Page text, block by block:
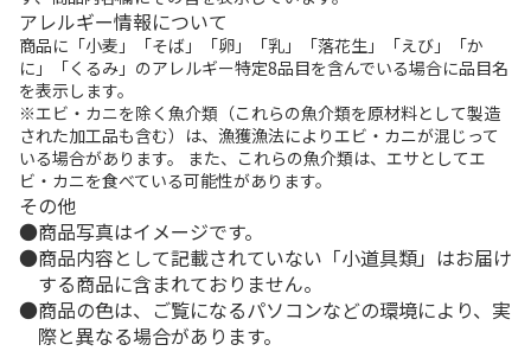
アレルギー情報について
商品に「小麦」「そば」「卵」「乳」「落花生」「えび」「か
に」「くるみ」のアレルギー特定8品目を含んでいる場合に品目名
を表示します。
※エビ・カニを除く魚介類（これらの魚介類を原材料として製造
された加工品も含む）は、漁獲漁法によりエビ・カニが混じって
いる場合があります。 また、これらの魚介類は、エサとしてエ
ビ・カニを食べている可能性があります。
その他
商品写真はイメージです。
商品内容として記載されていない「小道具類」はお届け
する商品に含まれておりません。
商品の色は、ご覧になるパソコンなどの環境により、実
際と異なる場合があります。